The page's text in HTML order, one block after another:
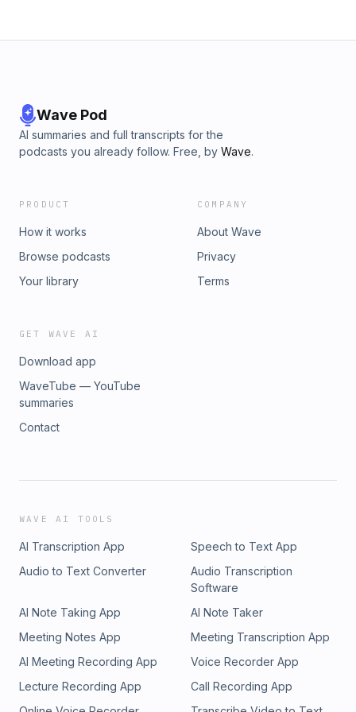
Wave Pod
AI summaries and full transcripts for the
podcasts you already follow. Free, by Wave.
PRODUCT
How it works
Browse podcasts
Your library
COMPANY
About Wave
Privacy
Terms
GET WAVE AI
Download app
WaveTube — YouTube
summaries
Contact
WAVE AI TOOLS
AI Transcription App
Speech to Text App
Audio to Text Converter
Audio Transcription
Software
AI Note Taking App
AI Note Taker
Meeting Notes App
Meeting Transcription App
AI Meeting Recording App
Voice Recorder App
Lecture Recording App
Call Recording App